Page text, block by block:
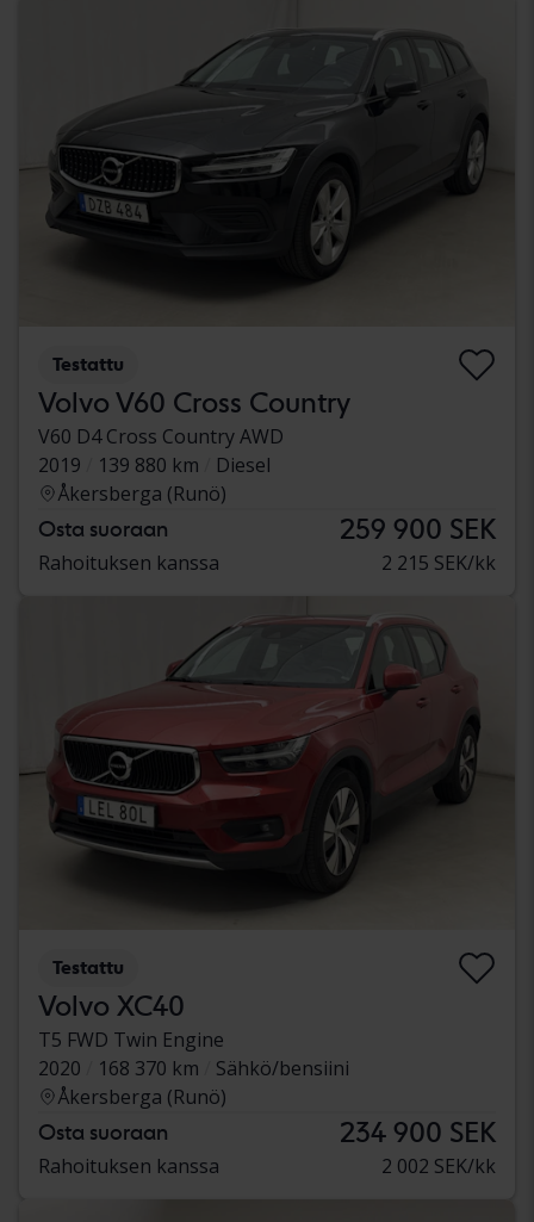
Testattu
Volvo V60 Cross Country
V60 D4 Cross Country AWD
2019
139 880 km
Diesel
Åkersberga (Runö)
Osta suoraan 259 900 SEK
Rahoituksen kanssa 2 215 SEK/kk
Testattu
Volvo XC40
T5 FWD Twin Engine
2020
168 370 km
Sähkö/bensiini
Åkersberga (Runö)
Osta suoraan 234 900 SEK
Rahoituksen kanssa 2 002 SEK/kk